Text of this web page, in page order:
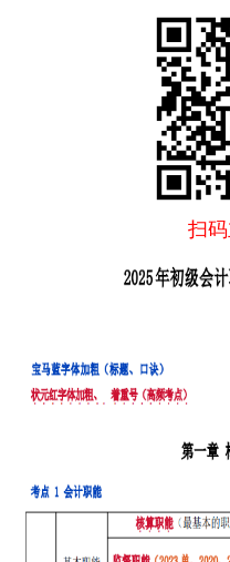
扫